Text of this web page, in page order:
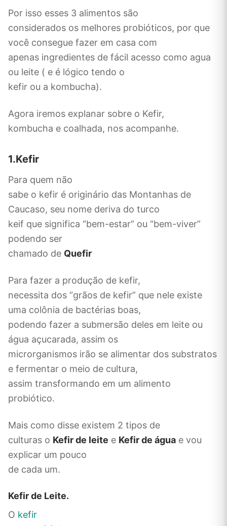
Por isso esses 3 alimentos são
considerados os melhores probióticos, por que
você consegue fazer em casa com
apenas ingredientes de fácil acesso como agua
ou leite ( e é lógico tendo o
kefir ou a kombucha).
Agora iremos explanar sobre o Kefir,
kombucha e coalhada, nos acompanhe.
1.Kefir
Para quem não
sabe o kefir é originário das Montanhas de
Caucaso, seu nome deriva do turco
keif que significa “bem-estar” ou “bem-viver”
podendo ser
chamado de Quefir
Para fazer a produção de kefir,
necessita dos “grãos de kefir” que nele existe
uma colônia de bactérias boas,
podendo fazer a submersão deles em leite ou
água açucarada, assim os
microrganismos irão se alimentar dos substratos
e fermentar o meio de cultura,
assim transformando em um alimento
probiótico.
Mais como disse existem 2 tipos de
culturas o Kefir de leite e Kefir de água e vou
explicar um pouco
de cada um.
Kefir de Leite.
O kefir